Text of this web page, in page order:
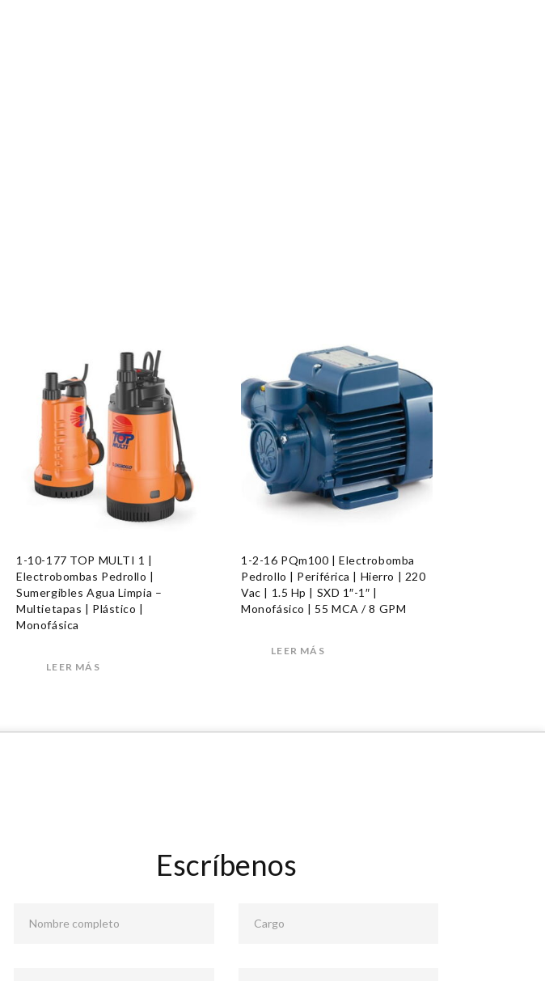
1-10-177 TOP MULTI 1 |
Electrobombas Pedrollo |
Sumergibles Agua Limpia –
Multietapas | Plástico |
Monofásica
LEER MÁS
1-2-16 PQm100 | Electrobomba
Pedrollo | Periférica | Hierro | 220
Vac | 1.5 Hp | SXD 1″-1″ |
Monofásico | 55 MCA / 8 GPM
LEER MÁS
Escríbenos
Nombre completo Cargo